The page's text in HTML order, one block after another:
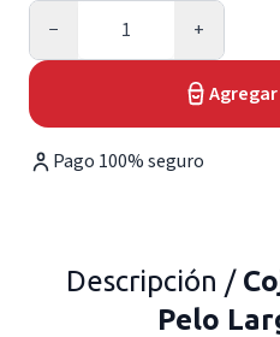
−
Cantidad
+
Pago 100% seguro
Descripción /
Pelo